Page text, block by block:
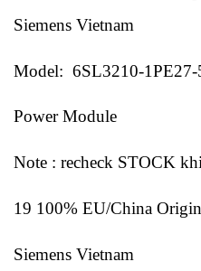
Siemens Vietnam
Model: 6SL3210-
Power Module
Note : recheck STOCK
19 100% EU/China Origin
Siemens Vietnam